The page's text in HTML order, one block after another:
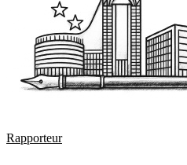
Rapporteur